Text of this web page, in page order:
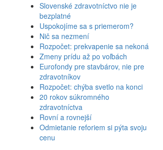
Slovenské zdravotníctvo nie je
bezplatné
Uspokojíme sa s priemerom?
Nič sa nezmení
Rozpočet: prekvapenie sa nekoná
Zmeny prídu až po voľbách
Eurofondy pre stavbárov, nie pre
zdravotníkov
Rozpočet: chýba svetlo na konci
20 rokov súkromného
zdravotníctva
Rovní a rovnejší
Odmietanie reforiem si pýta svoju
cenu